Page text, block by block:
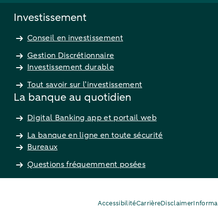
Investissement
Conseil en investissement
Gestion Discrétionnaire
Investissement durable
Tout savoir sur l’investissement
La banque au quotidien
Digital Banking app et portail web
La banque en ligne en toute sécurité
Bureaux
Questions fréquemment posées
AccessibilitéCarrièreDisclaimer